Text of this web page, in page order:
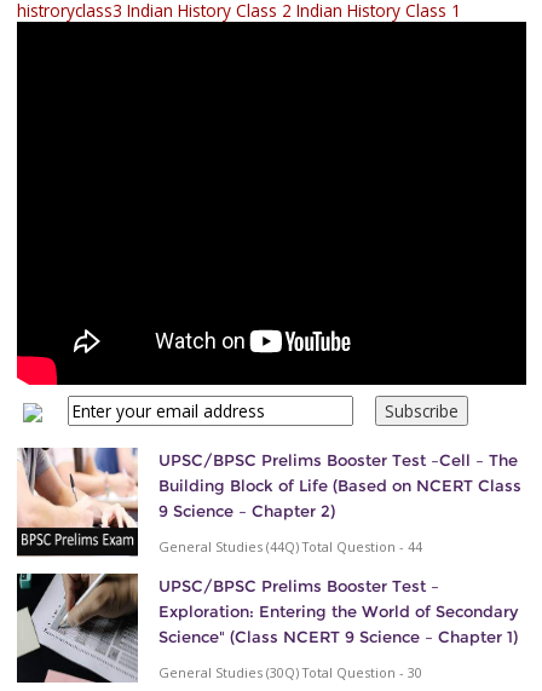
histroryclass3 Indian History Class 2 Indian History Class 1
UPSC/BPSC Prelims Booster Test –Cell – The
Building Block of Life (Based on NCERT Class
9 Science – Chapter 2)
General Studies (44Q) Total Question - 44
UPSC/BPSC Prelims Booster Test –
Exploration: Entering the World of Secondary
Science" (Class NCERT 9 Science – Chapter 1)
General Studies (30Q) Total Question - 30